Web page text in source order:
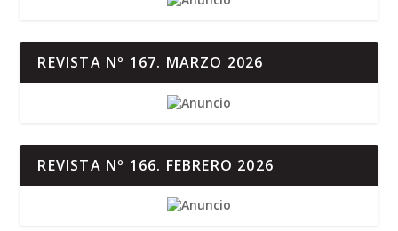
REVISTA Nº 167. MARZO 2026
REVISTA Nº 166. FEBRERO 2026